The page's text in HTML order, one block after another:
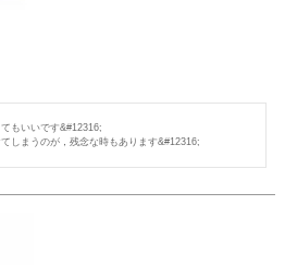
もいいです&#12316;
しまうのが，残念な時もあります&#12316;